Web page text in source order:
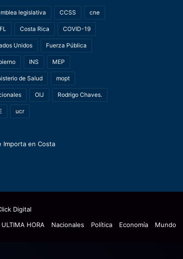
legislativa CCSS cne
Costa Rica COVID-19
Unidos Fuerza Pública
INS MEP
de Salud mopt
OIJ Rodrigo Chaves.
ucr
Importa en Costa
Digital
ULTIMA HORA
Nacionales Política Economía Mundo